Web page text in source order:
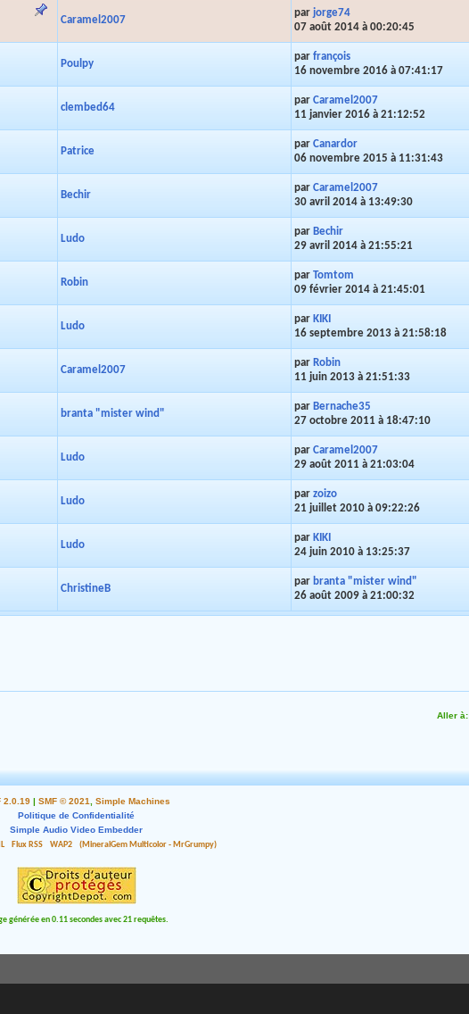
Caramel2007
par jorge74
07 août 2014 à 00:20:45
Poulpy
par françois
16 novembre 2016 à 07:41:17
clembed64
par Caramel2007
11 janvier 2016 à 21:12:52
Patrice
par Canardor
06 novembre 2015 à 11:31:43
Bechir
par Caramel2007
30 avril 2014 à 13:49:30
Ludo
par Bechir
29 avril 2014 à 21:55:21
Robin
par Tomtom
09 février 2014 à 21:45:01
Ludo
par KIKI
16 septembre 2013 à 21:58:18
Caramel2007
par Robin
11 juin 2013 à 21:51:33
branta "mister wind"
par Bernache35
27 octobre 2011 à 18:47:10
Ludo
par Caramel2007
29 août 2011 à 21:03:04
Ludo
par zoizo
21 juillet 2010 à 09:22:26
Ludo
par KIKI
24 juin 2010 à 13:25:37
ChristineB
par branta "mister wind"
26 août 2009 à 21:00:32
Aller à:
2.0.19 | SMF © 2021
Simple Machines
Politique de Confidentialité
Simple Audio Video Embedder
Flux RSS WAP2 (MineralGem Multicolor - MrGrumpy)
générée en 0.11 secondes avec 21 requêtes.